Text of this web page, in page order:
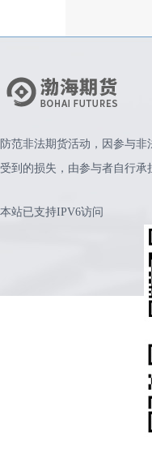
防范非法期货活动，因参与非
受到的损失，由参与者自行承
本站已支持IPV6访问